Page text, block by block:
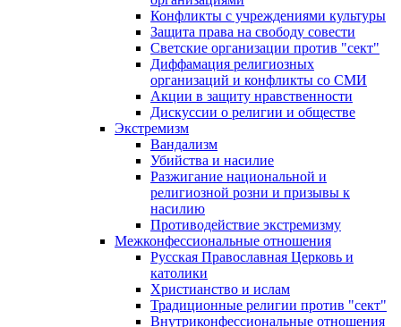
Конфликты с учреждениями культуры
Защита права на свободу совести
Светские организации против "сект"
Диффамация религиозных
организаций и конфликты со СМИ
Акции в защиту нравственности
Дискуссии о религии и обществе
Экстремизм
Вандализм
Убийства и насилие
Разжигание национальной и
религиозной розни и призывы к
насилию
Противодействие экстремизму
Межконфессиональные отношения
Русская Православная Церковь и
католики
Христианство и ислам
Традиционные религии против "сект"
Внутриконфессиональные отношения